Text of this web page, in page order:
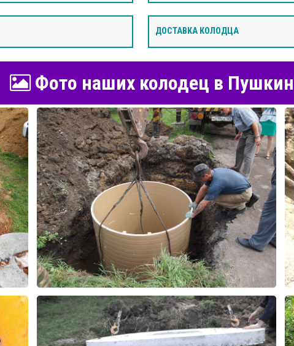
ДОСТАВКА КОЛОДЦА
Фото наших колодец в